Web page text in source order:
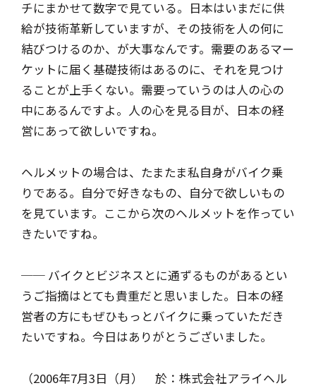
チにまかせて数字で見ている。日本はいまだに供
給が技術革新していますが、その技術を人の何に
結びつけるのか、が大事なんです。需要のあるマー
ケットに届く基礎技術はあるのに、それを見つけ
ることが上手くない。需要っていうのは人の心の
中にあるんですよ。人の心を見る目が、日本の経
営にあって欲しいですね。
ヘルメットの場合は、たまたま私自身がバイク乗
りである。自分で好きなもの、自分で欲しいもの
を見ています。ここから次のヘルメットを作ってい
きたいですね。
── バイクとビジネスとに通ずるものがあるとい
うご指摘はとても貴重だと思いました。日本の経
営者の方にもぜひもっとバイクに乗っていただき
たいですね。今日はありがとうございました。
（2006年7月3日（月） 於：株式会社アライヘル